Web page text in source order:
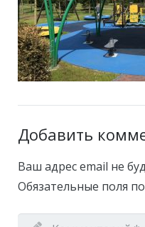
Добавить
Ваш адрес email не
Обязательные поля